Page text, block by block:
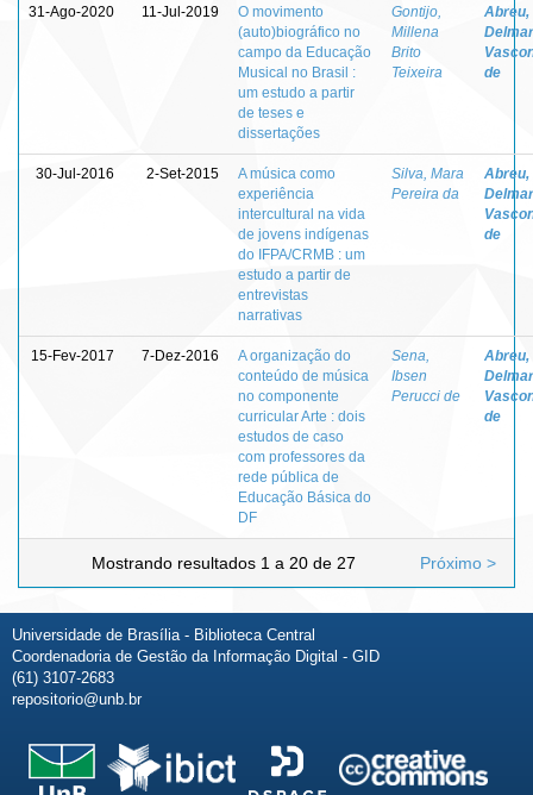
31-Ago-2020 11-Jul-2019
O movimento
(auto)biográfico no
campo da Educação
Musical no Brasil :
um estudo a partir
de teses e
dissertações
Gontijo,
Millena
Brito
Teixeira
Abreu,
de
30-Jul-2016 2-Set-2015
A música como
experiência
intercultural na vida
de jovens indígenas
do IFPA/CRMB : um
estudo a partir de
entrevistas
narrativas
Silva, Mara
Pereira da
Abreu,
de
15-Fev-2017 7-Dez-2016
A organização do
conteúdo de música
no componente
curricular Arte : dois
estudos de caso
com professores da
rede pública de
Educação Básica do
DF
Sena,
Ibsen
Perucci de
Abreu,
de
Mostrando resultados 1 a 20 de 27 Próximo >
Universidade de Brasília - Biblioteca Central
Coordenadoria de Gestão da Informação Digital - GID
(61) 3107-2683
repositorio@unb.br